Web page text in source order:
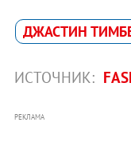
ДЖАСТИН
ИСТОЧНИК:
РЕКЛАМА